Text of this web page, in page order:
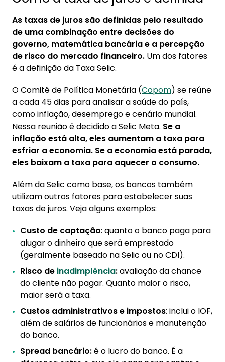
As taxas de juros são definidas pelo resultado
de uma combinação entre decisões do
governo, matemática bancária e a percepção
de risco do mercado financeiro. Um dos fatores
é a definição da Taxa Selic.
O Comitê de Política Monetária (Copom) se reúne
a cada 45 dias para analisar a saúde do país,
como inflação, desemprego e cenário mundial.
Nessa reunião é decidido a Selic Meta. Se a
inflação está alta, eles aumentam a taxa para
esfriar a economia. Se a economia está parada,
eles baixam a taxa para aquecer o consumo.
Além da Selic como base, os bancos também
utilizam outros fatores para estabelecer suas
taxas de juros. Veja alguns exemplos:
Custo de captação: quanto o banco paga para
alugar o dinheiro que será emprestado
(geralmente baseado na Selic ou no CDI).
Risco de inadimplência:avaliação da chance
do cliente não pagar. Quanto maior o risco,
maior será a taxa.
Custos administrativos e impostos: inclui o IOF,
além de salários de funcionários e manutenção
do banco.
Spread bancário:é o lucro do banco. É a